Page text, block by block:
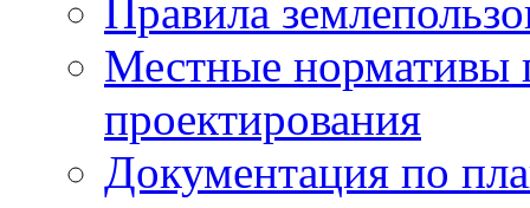
Правила
Местные нормативы
проектирования
Документация по